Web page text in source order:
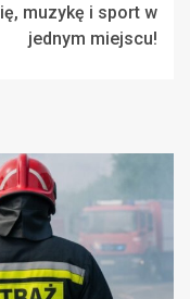
muzykę i sport w
jednym miejscu!